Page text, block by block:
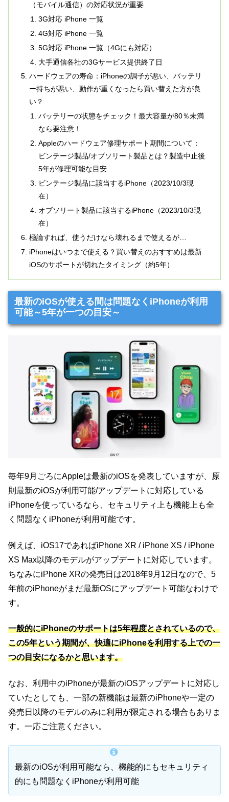
（モバイル通信）の対応状況が重要
3G対応 iPhone 一覧
4G対応 iPhone 一覧
5G対応 iPhone 一覧（4Gにも対応）
大手通信各社の3Gサービス提供終了日
ハードウェアの寿命：iPhoneの調子が悪い、バッテリ
ー持ちが悪い、動作が重くなったら買い替えた方が良
い？
バッテリーの状態をチェック！最大容量が80％未満
なら要注意！
Appleのハードウェア修理サポート期間について：
ビンテージ製品/オブソリート製品とは？製造中止後
5年が修理可能な目安
ビンテージ製品に該当するiPhone（2023/10/3現
在）
オブソリート製品に該当するiPhone（2023/10/3現
在）
極論すれば、使うだけなら壊れるまで使えるが…
iPhoneはいつまで使える？買い替えのおすすめは最新
iOSのサポートが切れたタイミング（約5年）
最新のiOSが使える間は問題なくiPhoneが利用
可能～5年が一つの目安～
毎年9月ごろにAppleは最新のiOSを発表していますが、原
則最新のiOSが利用可能/アップデートに対応している
iPhoneを使っているなら、セキュリティ上も機能上も全
く問題なくiPhoneが利用可能です。
例えば、iOS17であればiPhone XR / iPhone XS / iPhone
XS Max以降のモデルがアップデートに対応しています。
ちなみにiPhone XRの発売日は2018年9月12日なので、5
年前のiPhoneがまだ最新OSにアップデート可能なわけで
す。
一般的にiPhoneのサポートは5年程度とされているので、
この5年という期間が、快適にiPhoneを利用する上での一
つの目安になるかと思います。
なお、利用中のiPhoneが最新のiOSアップデートに対応し
ていたとしても、一部の新機能は最新のiPhoneや一定の
発売日以降のモデルのみに利用が限定される場合もありま
す。一応ご注意ください。
最新のiOSが利用可能なら、機能的にもセキュリティ
的にも問題なくiPhoneが利用可能